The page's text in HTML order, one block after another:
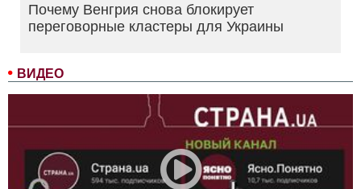
ВИДЕО
Почему Венгрия снова блокирует
переговорные кластеры для Украины